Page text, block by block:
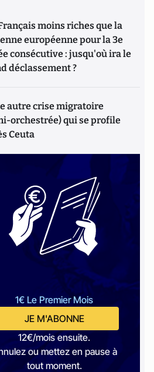
moins riches que la
européenne pour la 3e
consécutive : jusqu'où ira le
déclassement ?
autre crise migratoire
orchestrée) qui se profile
Ceuta
1€ Le Premier Mois
JE M'ABONNE
12€/mois ensuite.
ou mettez en pause à
tout moment.